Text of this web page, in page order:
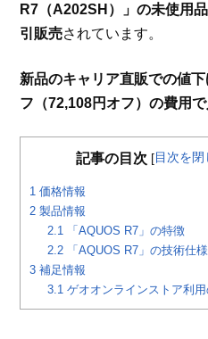
R7（A202SH）」の未使用
引販売されています。
新品のキャリア直販での値
フ（72,108円オフ）の費用
記事の目次 [目次を閉
1 価格情報
2 製品情報
2.1 「AQUOS R7」の特徴
2.2 「AQUOS R7」の技術仕様
3 補足情報
3.1 ゲオオンラインストア利